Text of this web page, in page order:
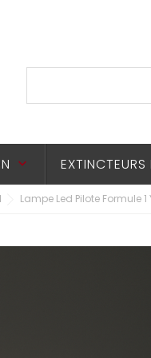
keyboard_arrow_down
Lampe Led Pilote Formule